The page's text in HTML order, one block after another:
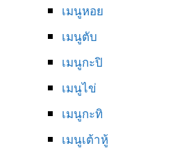
เมนูหอย
เมนูตับ
เมนูกะปิ
เมนูไข่
เมนูกะทิ
เมนูเต้าหู้